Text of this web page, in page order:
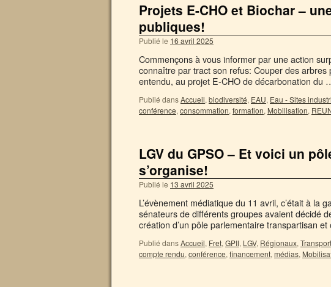
Projets E-CHO et Biochar –
publiques!
Publié le 16 avril 2025
Commençons à vous informer par une action
connaître par tract son refus: Couper des arbres
entendu, au projet E-CHO de décarbonation du
Publié dansAccueil, biodiversité, EAU, Eau - Sites
conférence, consommation, formation, Mobilisation,
LGV du GPSO – Et voici un
s’organise!
Publié le 13 avril 2025
L’évènement médiatique du 11 avril, c’était à la
sénateurs de différents groupes avaient décidé
création d’un pôle parlementaire transpartisan
Publié dansAccueil, Fret, GPII, LGV, Régionaux, Transport
compte rendu, conférence, financement, médias,